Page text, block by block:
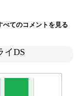
べてのコメントを見る
イDS